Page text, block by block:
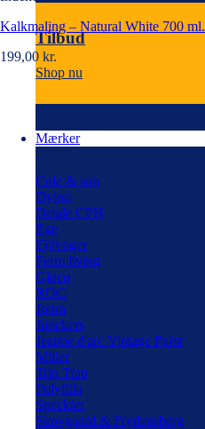
Tilbud
Shop nu
Mærker
Cole & son
Dylon
Detale CPH
Ege
Eijfenger
Ferm living
Gjøco
ROC
Jotun
Junckers
Jeanne d'arc Vintage Paint
Miller
Trip Trap
Polyfilla
Speckter
Skovgaard & Frydensberg
Kalkmaling – Natural White 700 ml.
199,00 kr.